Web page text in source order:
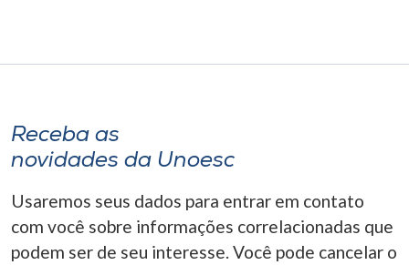
Selecione
o idioma
Receba as
novidades da Unoesc
Usaremos seus dados para entrar em contato
com você sobre informações correlacionadas que
podem ser de seu interesse. Você pode cancelar o